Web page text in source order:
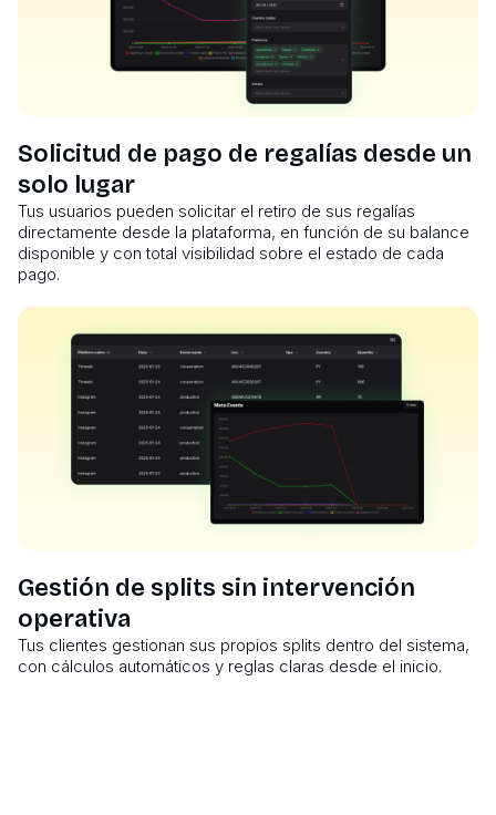
Solicitud de pago de regalías desde un
solo lugar
Tus usuarios pueden solicitar el retiro de sus regalías
directamente desde la plataforma, en función de su balance
disponible y con total visibilidad sobre el estado de cada
pago.
Gestión de splits sin intervención
operativa
Tus clientes gestionan sus propios splits dentro del sistema,
con cálculos automáticos y reglas claras desde el inicio.